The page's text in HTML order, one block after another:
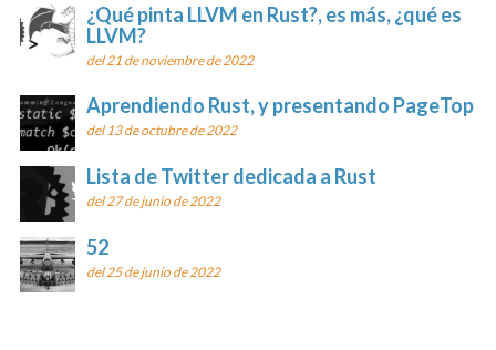
¿Qué pinta LLVM en Rust?, es más, ¿qué es
LLVM?
del 21 de noviembre de 2022
Aprendiendo Rust, y presentando PageTop
del 13 de octubre de 2022
Lista de Twitter dedicada a Rust
del 27 de junio de 2022
52
del 25 de junio de 2022